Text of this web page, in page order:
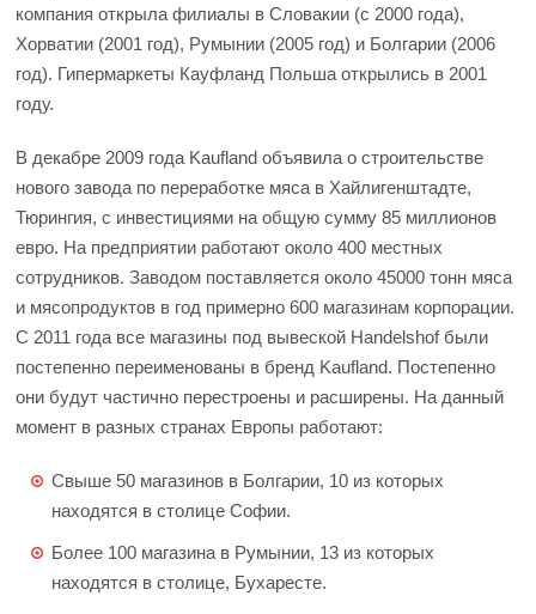
компания открыла филиалы в Словакии (с 2000 года),
Хорватии (2001 год), Румынии (2005 год) и Болгарии (2006
год). Гипермаркеты Кауфланд Польша открылись в 2001
году.
В декабре 2009 года Kaufland объявила о строительстве
нового завода по переработке мяса в Хайлигенштадте,
Тюрингия, с инвестициями на общую сумму 85 миллионов
евро. На предприятии работают около 400 местных
сотрудников. Заводом поставляется около 45000 тонн мяса
и мясопродуктов в год примерно 600 магазинам корпорации.
С 2011 года все магазины под вывеской Handelshof были
постепенно переименованы в бренд Kaufland. Постепенно
они будут частично перестроены и расширены. На данный
момент в разных странах Европы работают:
Свыше 50 магазинов в Болгарии, 10 из которых
находятся в столице Софии.
Более 100 магазина в Румынии, 13 из которых
находятся в столице, Бухаресте.